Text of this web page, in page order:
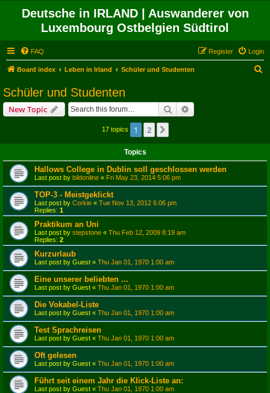
Deutsche in IRLAND | Auswanderer von
Luxembourg Ostbelgien Südtirol
FAQ Login
Register
Board index Leben in Irland Schüler und Studenten
Schüler und Studenten
New Topic Search
17 topics 1 2
Topics
Hallows College in Dublin soll geschlossen werden
Last post by bildonline « Fri May 23, 2014 5:06 pm
TOP-3 - Meistgeklickt
Last post by Corkie « Tue Nov 13, 2012 6:06 pm
Replies: 1
Praktikum an Uni
Last post by stepstone « Thu Feb 12, 2009 8:19 am
Replies: 2
Kurzurlaub
Last post by Guest « Thu Jan 01, 1970 1:00 am
Eine unserer beliebten ...
Last post by Guest « Thu Jan 01, 1970 1:00 am
Die Vokabel-Liste
Last post by Guest « Thu Jan 01, 1970 1:00 am
Test Sprachreisen
Last post by Guest « Thu Jan 01, 1970 1:00 am
Oft gelesen
Last post by Guest « Thu Jan 01, 1970 1:00 am
Führt seit einem Jahr die Klick-Liste an:
Last post by Guest « Thu Jan 01, 1970 1:00 am